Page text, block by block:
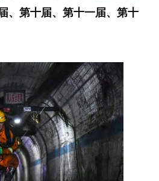
、第十届、第十一届、第十